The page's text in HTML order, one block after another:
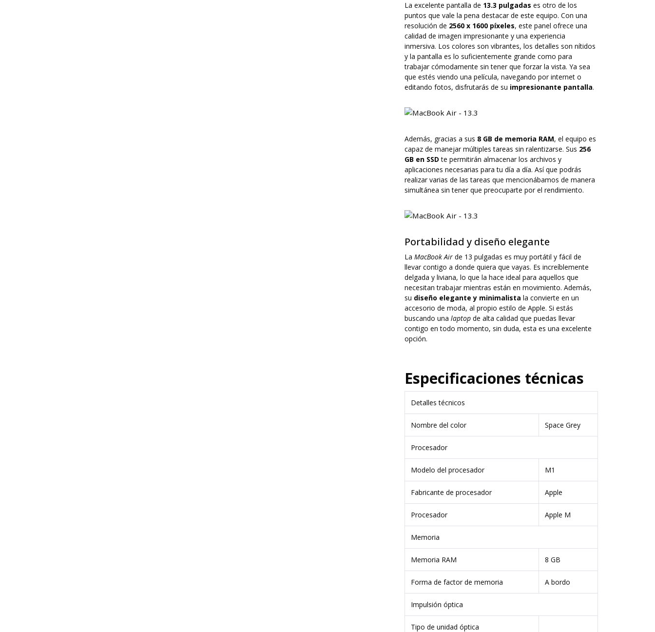
La excelente pantalla de 13.3 pulgadas es otro de los
puntos que vale la pena destacar de este equipo. Con una
resolución de 2560 x 1600 píxeles, este panel ofrece una
calidad de imagen impresionante y una experiencia
inmersiva. Los colores son vibrantes, los detalles son nítidos
y la pantalla es lo suficientemente grande como para
trabajar cómodamente sin tener que forzar la vista. Ya sea
que estés viendo una película, navegando por internet o
editando fotos, disfrutarás de su impresionante pantalla.
Además, gracias a sus 8 GB de memoria RAM, el equipo es
capaz de manejar múltiples tareas sin ralentizarse. Sus 256
GB en SSD te permitirán almacenar los archivos y
aplicaciones necesarias para tu día a día. Así que podrás
realizar varias de las tareas que mencionábamos de manera
simultánea sin tener que preocuparte por el rendimiento.
Portabilidad y diseño elegante
La MacBook Airde 13 pulgadas es muy portátil y fácil de
llevar contigo a donde quiera que vayas. Es increíblemente
delgada y liviana, lo que la hace ideal para aquellos que
necesitan trabajar mientras están en movimiento. Además,
su diseño elegante y minimalista la convierte en un
accesorio de moda, al propio estilo de Apple. Si estás
buscando una laptopde alta calidad que puedas llevar
contigo en todo momento, sin duda, esta es una excelente
opción.
Especificaciones técnicas
Detalles técnicos
Nombre del color Space Grey
Procesador
Modelo del procesador M1
Fabricante de procesador Apple
Procesador Apple M
Memoria
Memoria RAM 8 GB
Forma de factor de memoria A bordo
Impulsión óptica
Tipo de unidad óptica